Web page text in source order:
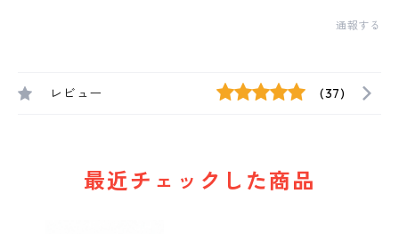
通報する
レビュー (37)
最近チェックした商品